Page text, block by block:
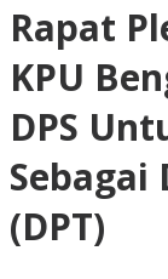
Rapat
KPU
DPS
(DPT)